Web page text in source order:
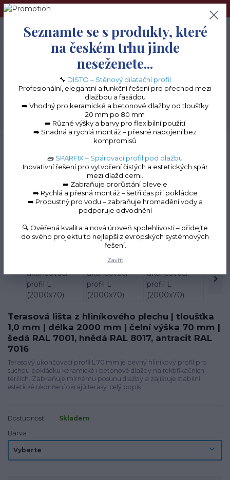
➢Terče pod dlažbu naleznete na e-shopu www.terceshop.cz!➢
+420 605 740 744
0
0 Kč
Terasové profily na terče Terasové profily "L" k terčům
Terasový ukončovací
profil L (2000x70)
Terasová lišta z hliníkového plechu | tloušťka
1,0 mm | délka 2000 mm | čelní výška 70 mm |
šedá RAL 7001, hnědá RAL 8017, antracit RAL
7016
Terasový ukončovací profil L 70 mm je pevný hliníkový profil pro
suchou pokládku keramické i betonové dlažby na rektifikačních
terčích. Zabraňuje mírnému posunu dlažby a zajišťuje stabilní,
estetické ukončení okrajů terasy. celý popis
Dostupnost
Skladem
Barva
Seznamte se s produkty, které
na českém trhu jinde
neseženete...
🔧 DISTO – Stěnový dilatační profil
Profesionální, elegantní a funkční řešení pro přechod mezi
dlažbou a fasádou
➡️ Vhodný pro keramické a betonové dlažby od tloušťky
20 mm po 80 mm
➡️ Různé výšky a barvy pro flexibilní použití
➡️ Snadná a rychlá montáž – přesné napojení bez
kompromisů
🧱 SPARFIX – Spárovací profil pod dlažbu
Inovativní řešení pro vytvoření čistých a estetických spár
mezi dlaždicemi.
➡️ Zabraňuje prorůstání plevele
➡️ Rychlá a přesná montáž – šetří čas při pokládce
➡️ Propustný pro vodu – zabraňuje hromadění vody a
podporuje odvodnění
🔍 Ověřená kvalita a nová úroveň spolehlivosti – přidejte
do svého projektu to nejlepší z evropských systémových
řešení.
Zavřít